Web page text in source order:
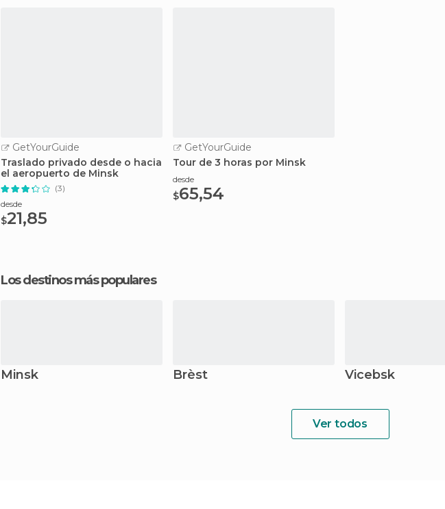
GetYourGuide
Traslado privado desde o hacia
el aeropuerto de Minsk
(3)
desde
$21,85
GetYourGuide
Tour de 3 horas por Minsk
desde
$65,54
Los destinos más populares
Minsk Brèst Vicebsk
Ver todos